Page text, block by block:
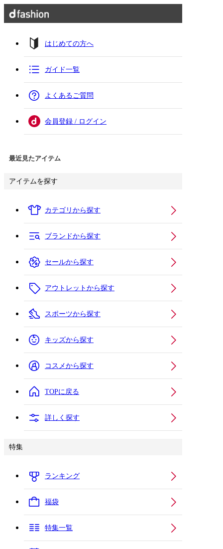
はじめての方へ
ガイド一覧
よくあるご質問
会員登録 / ログイン
最近見たアイテム
アイテムを探す
カテゴリから探す
ブランドから探す
セールから探す
アウトレットから探す
スポーツから探す
キッズから探す
コスメから探す
TOPに戻る
詳しく探す
特集
ランキング
福袋
特集一覧